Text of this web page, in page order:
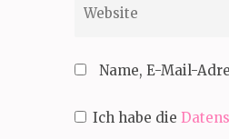
Name, E-Mail-
Ich habe die